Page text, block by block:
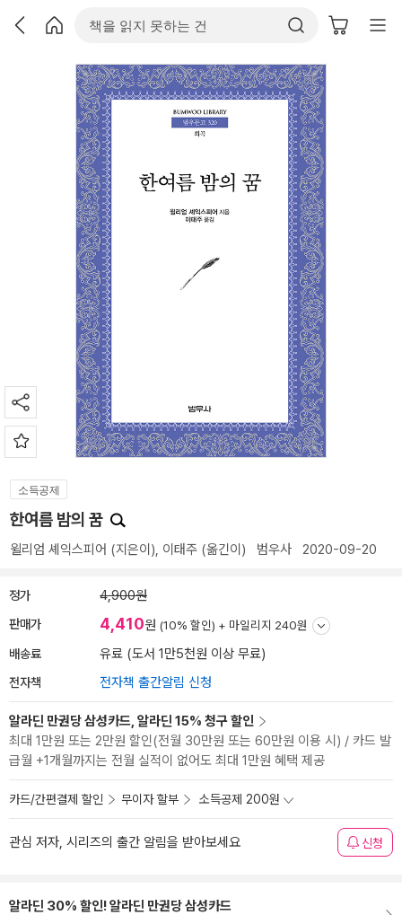
소득공제
한여름 밤의 꿈
윌리엄 셰익스피어 (지은이), 이태주 (옮긴이) 범우사 2020-09-20
정가 4,900원
판매가 4,410원 (10% 할인) + 마일리지 240원
배송료 유료 (도서 1만5천원 이상 무료)
전자책 전자책 출간알림 신청
알라딘 만권당 삼성카드, 알라딘 15% 청구 할인
최대 1만원 또는 2만원 할인(전월 30만원 또는 60만원 이용 시) / 카드 발
급월 +1개월까지는 전월 실적이 없어도 최대 1만원 혜택 제공
카드/간편결제 할인 무이자 할부 소득공제 200원
관심 저자, 시리즈의 출간 알림을 받아보세요 신청
알라딘 30% 할인! 알라딘 만권당 삼성카드